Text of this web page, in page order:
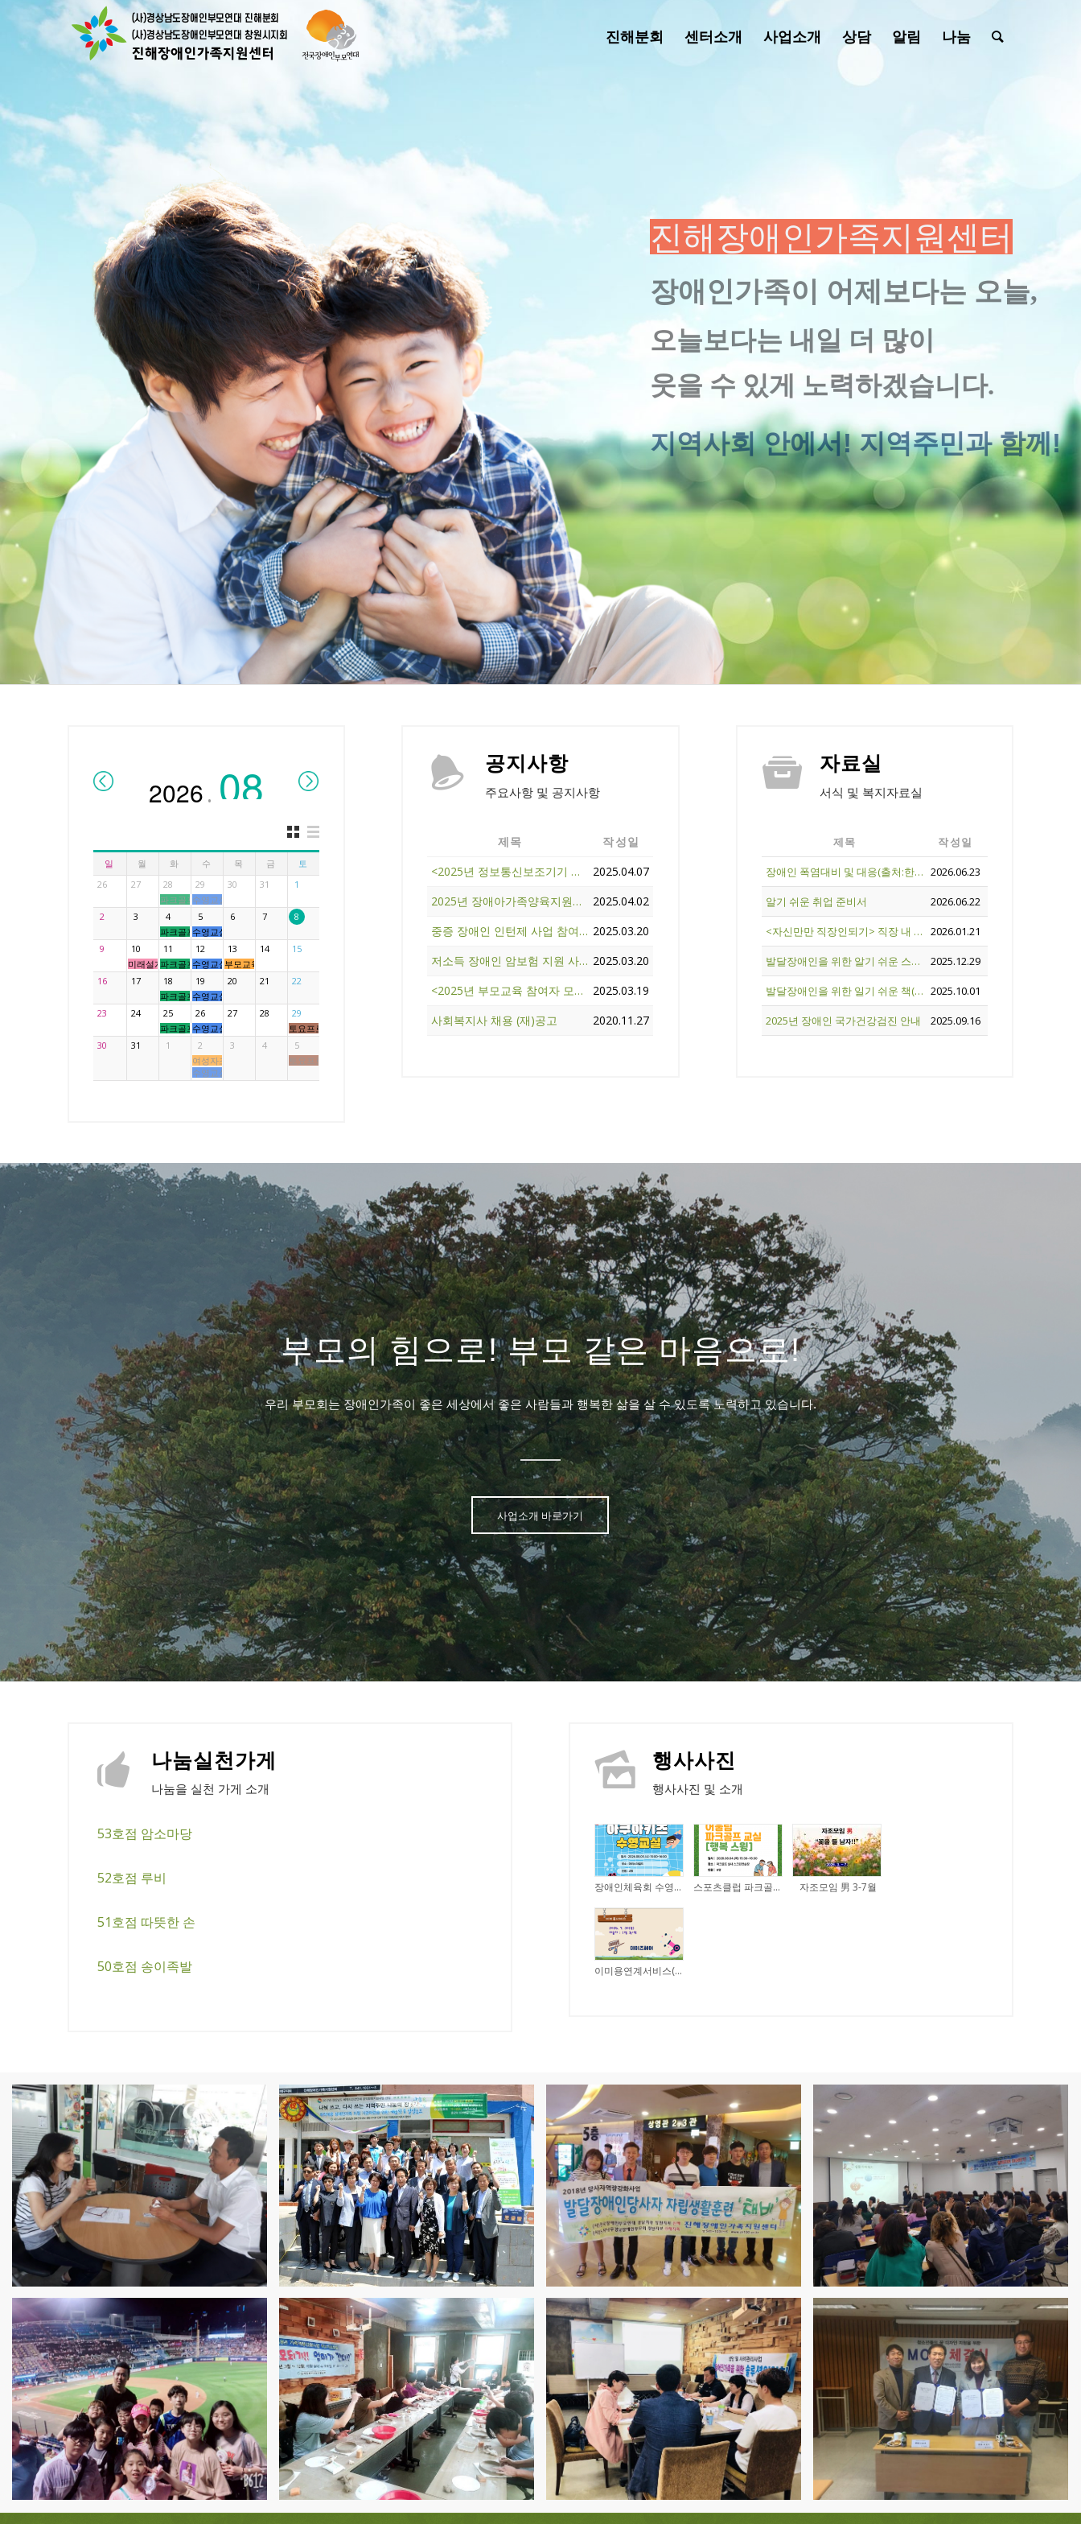
진해분회 센터소개 사업소개 상담 알림 나눔
진해장애인가족지원센터
장애인가족이 어제보다는 오늘,
오늘보다는 내일 더 많이
웃을 수 있게 노력하겠습니다.
지역사회 안에서! 지역주민과 함께!
.
일 월 화 수 목 금
토
26
27
28
파크골프교실 행복스윙
29
수영교실 아쿠아키즈
30 31 1
2 3
4
파크골프교실 행복스윙
5
수영교실 아쿠아키즈
6 7 8
9
10
미래설계 인권교육
11
파크골프교실 행복스윙
12
수영교실 아쿠아키즈
13
부모교육
14 15
16 17
18
파크골프교실 행복스윙
19
수영교실 아쿠아키즈
20 21 22
23 24
25
파크골프교실 행복스윙
26
수영교실 아쿠아키즈
27 28
29
토요프로그램
30
31 1
2
여성자조모임
수영교실 아쿠아키즈
3 4
5
토요프로그램
공지사항
주요사항 및 공지사항
제목
작성일
<2025년 정보통신보조기기 신청> 안내
2025.04.07
2025년 장애아가족양육지원사업 휴식지원프로그램 참여자 모집
2025.04.02
중증 장애인 인턴제 사업 참여자 모집 공고 2025.03.20
저소득 장애인 암보험 지원 사업 접수 안내 2025.03.20
<2025년 부모교육 참여자 모집> 안내
2025.03.19
사회복지사 채용 (재)공고
2020.11.27
자료실
서식 및 복지자료실
제목 작성일
장애인 폭염대비 및 대응(출처:한국장애인개발원) 2026.06.23
알기 쉬운 취업 준비서 2026.06.22
<자신만만 직장인되기> 직장 내 대인관계 향상 프로그램 2026.01.21
발달장애인을 위한 알기 쉬운 스마트폰 활용법 2025.12.29
발달장애인을 위한 일기 쉬운 책(당뇨, 치아) 2025.10.01
2025년 장애인 국가건강검진 안내 2025.09.16
부모의 힘으로! 부모 같은 마음으로!
우리 부모회는 장애인가족이 좋은 세상에서 좋은 사람들과 행복한 삶을 살 수 있도록 노력하고 있습니다.
사업소개 바로가기
나눔실천가게
나눔을 실천 가게 소개
53호점 암소마당
52호점 루비
51호점 따뜻한 손
50호점 송이족발
행사사진
행사사진 및 소개
장애인체육회 수영교실 아쿠아키즈(26.08.05.) 스포츠클럽 파크골프교실 행복스윙(26.08.04.) 자조모임 男 3-7월
이미용연계서비스(26.07.30)
가족 가족상담및정보제
공 가족 나눔곳간 가족 당사자역량강화 가족 부모교육
가족 비장애형제자매 가족 자조모임 사례 사례관리 사례 지역사회자원개발